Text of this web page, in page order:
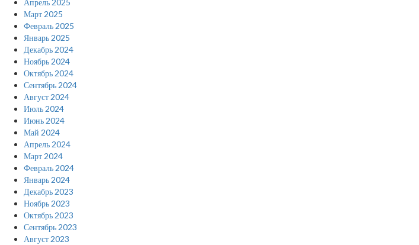
Апрель 2025
Март 2025
Февраль 2025
Январь 2025
Декабрь 2024
Ноябрь 2024
Октябрь 2024
Сентябрь 2024
Август 2024
Июль 2024
Июнь 2024
Май 2024
Апрель 2024
Март 2024
Февраль 2024
Январь 2024
Декабрь 2023
Ноябрь 2023
Октябрь 2023
Сентябрь 2023
Август 2023